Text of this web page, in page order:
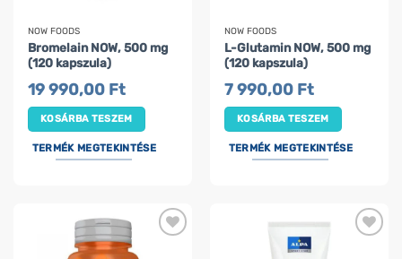
NOW FOODS
Bromelain NOW, 500 mg
(120 kapszula)
19 990,00 Ft
KOSÁRBA TESZEM
TERMÉK MEGTEKINTÉSE
NOW FOODS
L-Glutamin NOW, 500 mg
(120 kapszula)
7 990,00 Ft
KOSÁRBA TESZEM
TERMÉK MEGTEKINTÉSE